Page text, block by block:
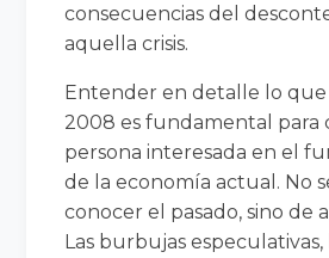
consecuencias del
aquella crisis.
Entender en detalle lo
2008 es fundamental para
persona interesada en el
de la economía actual. No
conocer el pasado, sino de
Las burbujas especulativas,